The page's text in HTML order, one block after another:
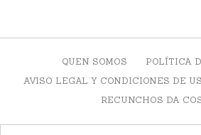
QUEN SOMOS
POLÍTICA
AVISO LEGAL Y CONDICIONES DE
RECUNCHOS DA